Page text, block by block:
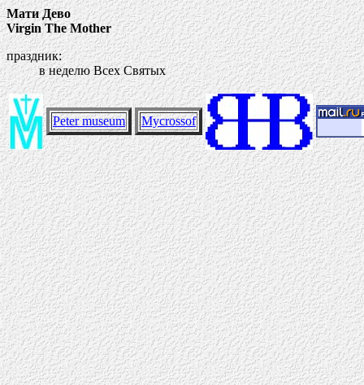
Мати Дево
Virgin The Mother
праздник:
в неделю Всех Святых
Peter museum Mycrossof